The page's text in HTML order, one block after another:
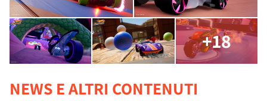
+18
NEWS E ALTRI CONTENUTI